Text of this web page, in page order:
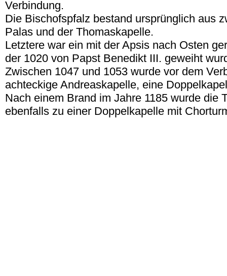
Verbindung.
Die Bischofspfalz bestand ursprünglich aus
Palas und der Thomaskapelle.
Letztere war ein mit der Apsis nach Osten
der 1020 von Papst Benedikt III. geweiht
Zwischen 1047 und 1053 wurde vor dem
achteckige Andreaskapelle, eine
Nach einem Brand im Jahre 1185 wurde die
ebenfalls zu einer Doppelkapelle mit